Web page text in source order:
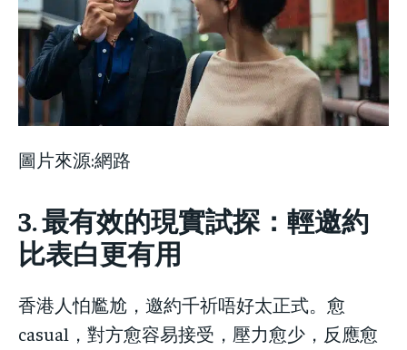
圖片來源:網路
3. 最有效的現實試探：輕邀約
比表白更有用
香港人怕尷尬，邀約千祈唔好太正式。愈
casual，對方愈容易接受，壓力愈少，反應愈